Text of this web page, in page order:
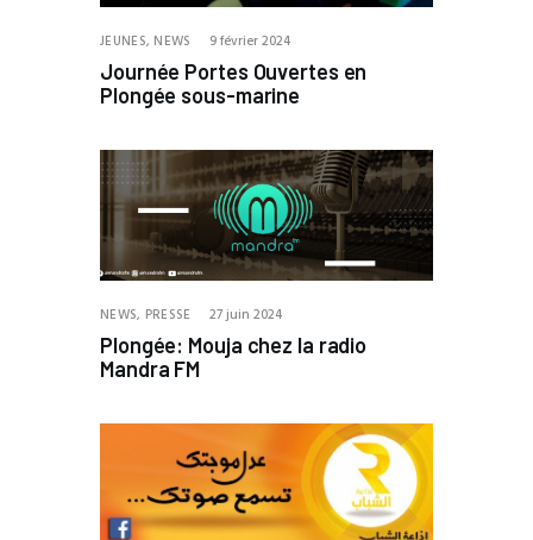
JEUNES, NEWS 9 février 2024
Journée Portes Ouvertes en
Plongée sous-marine
NEWS, PRESSE 27 juin 2024
Plongée: Mouja chez la radio
Mandra FM